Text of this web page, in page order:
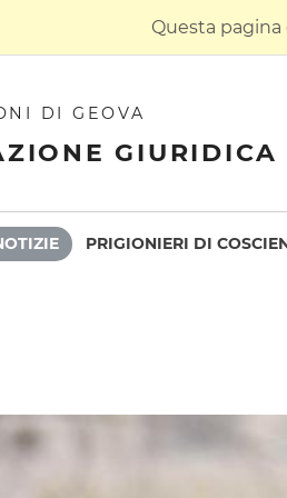
Questa
DI GEOVA
GIURIDICA
PRIGIONIERI DI